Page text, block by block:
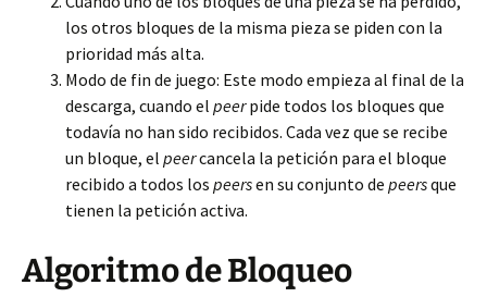
los otros bloques de la misma pieza se piden con la
prioridad más alta.
Modo de fin de juego: Este modo empieza al final de la
descarga, cuando el peerpide todos los bloques que
todavía no han sido recibidos. Cada vez que se recibe
un bloque, el peercancela la petición para el bloque
recibido a todos los peersen su conjunto de peersque
tienen la petición activa.
Algoritmo de Bloqueo